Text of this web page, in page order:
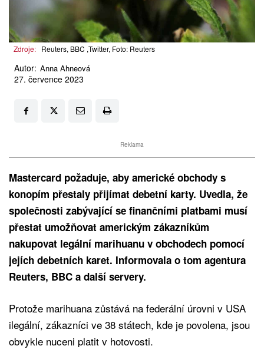
Zdroje: Reuters, BBC ,Twitter, Foto: Reuters
Autor: Anna Ahneová
27. července 2023
Reklama
Mastercard požaduje, aby americké obchody s
konopím přestaly přijímat debetní karty. Uvedla, že
společnosti zabývající se finančními platbami musí
přestat umožňovat americkým zákazníkům
nakupovat legální marihuanu v obchodech pomocí
jejích debetních karet. Informovala o tom agentura
Reuters, BBC a další servery.
Protože marihuana zůstává na federální úrovni v USA
ilegální, zákazníci ve 38 státech, kde je povolena, jsou
obvykle nuceni platit v hotovosti.